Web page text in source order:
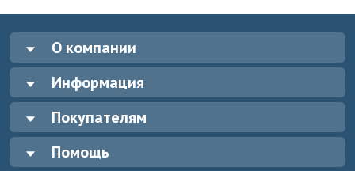
О компании
Информация
Покупателям
Помощь